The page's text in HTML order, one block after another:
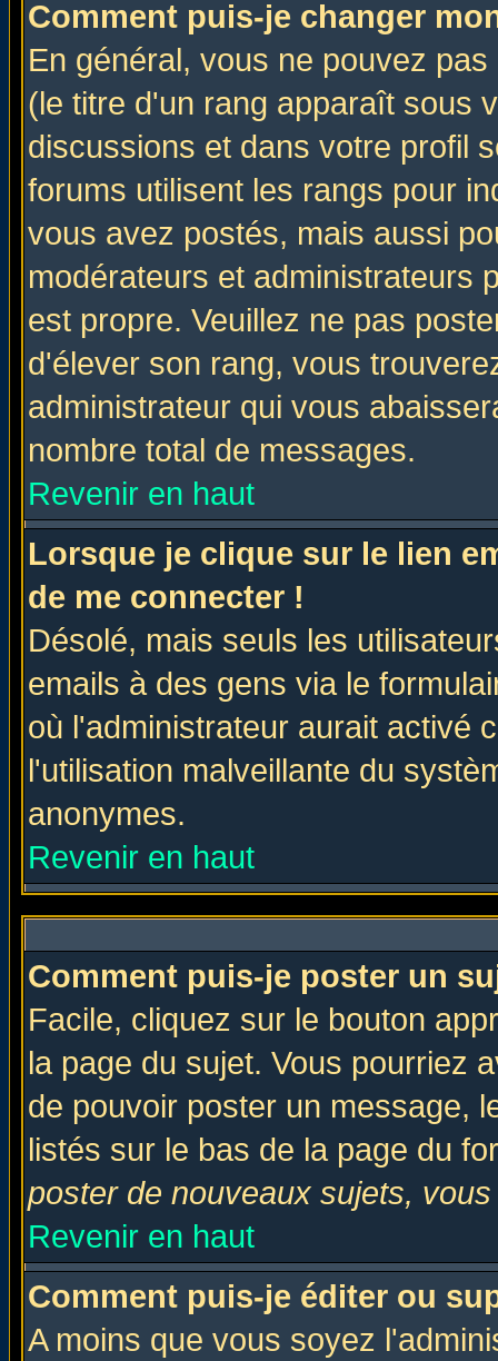
Comment puis-je changer
En général, vous ne pouvez
(le titre d'un rang apparaît sous
discussions et dans votre profil
forums utilisent les rangs pour
vous avez postés, mais aussi
modérateurs et administrateurs
est propre. Veuillez ne pas
d'élever son rang, vous
administrateur qui vous
nombre total de messages.
Revenir en haut
Lorsque je clique sur le lien
de me connecter !
Désolé, mais seuls les
emails à des gens via le
où l'administrateur aurait activé
l'utilisation malveillante du
anonymes.
Revenir en haut
Comment puis-je poster un
Facile, cliquez sur le bouton
la page du sujet. Vous pourriez
de pouvoir poster un message,
listés sur le bas de la page du
poster de nouveaux sujets,
Revenir en haut
Comment puis-je éditer ou
A moins que vous soyez